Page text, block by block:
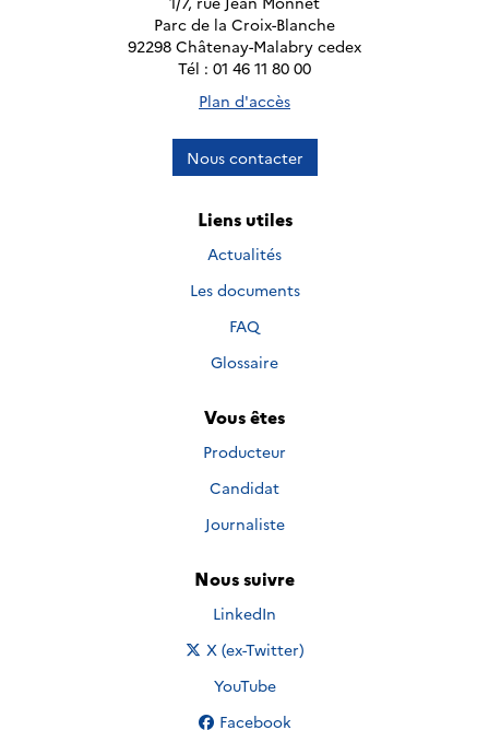
Parc de la Croix-Blanche
92298 Châtenay-Malabry cedex
Tél : 01 46 11 80 00
Plan d'accès
Nous contacter
Liens utiles
Actualités
Les documents
FAQ
Glossaire
Vous êtes
Producteur
Candidat
Journaliste
Nous suivre
Nous suivre sur
LinkedIn
Nous suivre sur
X (ex-Twitter)
Nous suivre sur
YouTube
Nous suivre sur
Facebook